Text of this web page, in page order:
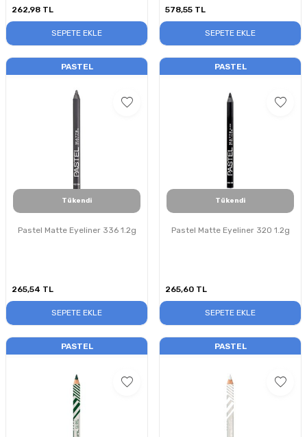
262,98 TL
SEPETE EKLE
578,55 TL
SEPETE EKLE
PASTEL
Tükendi
Pastel Matte Eyeliner 336 1.2g
265,54 TL
SEPETE EKLE
PASTEL
Tükendi
Pastel Matte Eyeliner 320 1.2g
265,60 TL
SEPETE EKLE
PASTEL PASTEL